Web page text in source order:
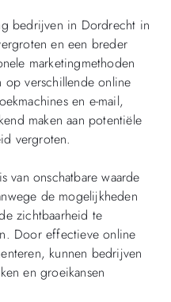
bedrijven in Dordrecht in
en een breder
marketingmethoden
verschillende online
en e-mail,
maken aan potentiële
vergroten.
van onschatbare waarde
de mogelijkheden
zichtbaarheid te
Door effectieve online
kunnen bedrijven
en groeikansen